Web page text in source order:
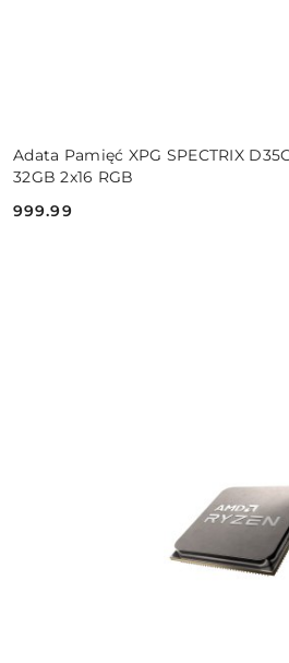
Adata Pamięć XPG SPECTRIX
32GB 2x16 RGB
Cena:
999.99